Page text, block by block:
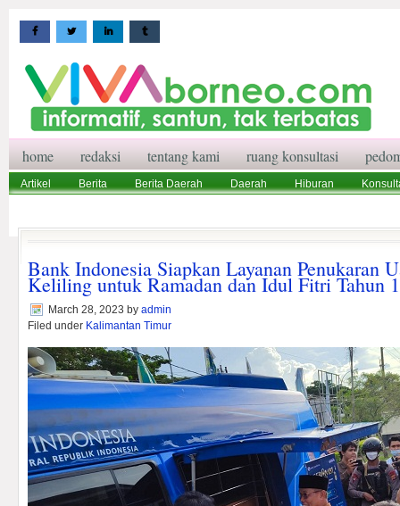
home redaksi tentang kami ruang konsultasi
Artikel Berita Berita Daerah Daerah Hiburan
Bank Indonesia Siapkan Layanan Penukaran
Keliling untuk Ramadan dan Idul Fitri Tahun
March 28, 2023 by admin
Filed under Kalimantan Timur